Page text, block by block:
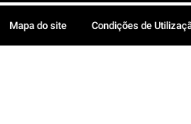
Mapa do site Condições de